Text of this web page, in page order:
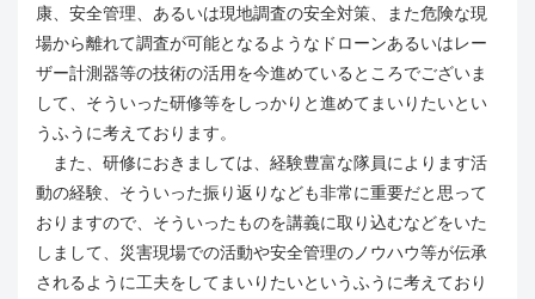
康、安全管理、あるいは現地調査の安全対策、また危険な現
場から離れて調査が可能となるようなドローンあるいはレー
ザー計測器等の技術の活用を今進めているところでございま
して、そういった研修等をしっかりと進めてまいりたいとい
うふうに考えております。
また、研修におきましては、経験豊富な隊員によります活
動の経験、そういった振り返りなども非常に重要だと思って
おりますので、そういったものを講義に取り込むなどをいた
しまして、災害現場での活動や安全管理のノウハウ等が伝承
されるように工夫をしてまいりたいというふうに考えており